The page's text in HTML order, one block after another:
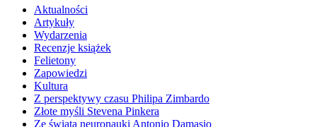
Aktualności
Artykuły
Wydarzenia
Recenzje książek
Felietony
Zapowiedzi
Kultura
Z perspektywy czasu Philipa Zimbardo
Złote myśli Stevena Pinkera
Ze świata neuronauki Antonio Damasio